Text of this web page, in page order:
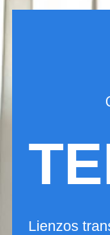
Lienzos